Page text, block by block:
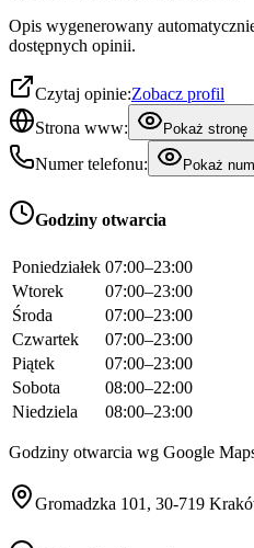
Opis wygenerowany
dostępnych opinii.
Czytaj opinie:Zobacz profil
Strona www:
Pokaż stronę
Numer telefonu: Pokaż
Godziny otwarcia
Poniedziałek 07:00–23:00
Wtorek
07:00–23:00
Środa
07:00–23:00
Czwartek
07:00–23:00
Piątek
07:00–23:00
Sobota
08:00–22:00
Niedziela
08:00–23:00
Godziny otwarcia wg Google
Gromadzka 101, 30-719